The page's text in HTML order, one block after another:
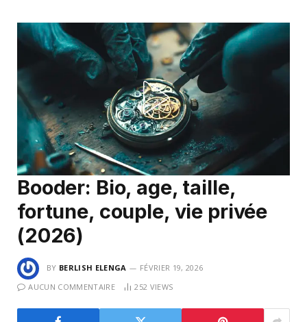
Booder: Bio, age, taille,
fortune, couple, vie privée
(2026)
BY BERLISH ELENGA
FÉVRIER 19, 2026
AUCUN COMMENTAIRE
252 VIEWS